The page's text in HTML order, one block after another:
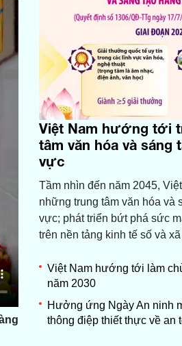
Việt Nam hướng tới
tâm văn hóa và sáng
vực
Tầm nhìn đến năm 2045,
những trung tâm văn hóa và
vực; phát triển bứt phá sức
trên nền tảng kinh tế số và
Việt Nam hướng tới làm
năm 2030
Hưởng ứng Ngày An ninh
thông điệp thiết thực về an